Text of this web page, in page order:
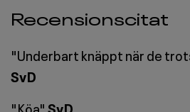
Recensionscitat
"Underbart knäppt när de
SvD
"Köa"SvD